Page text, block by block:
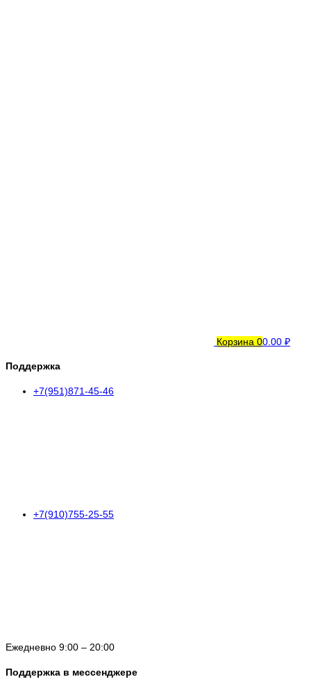
Корзина 00.00 ₽
Поддержка
+7(951)871-45-46
+7(910)755-25-55
Ежедневно 9:00 – 20:00
Поддержка в мессенджере